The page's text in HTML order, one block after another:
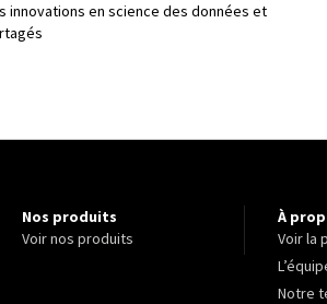
innovations en science des données et
Nos produits
Voir nos produits
À
Voir la
Notre